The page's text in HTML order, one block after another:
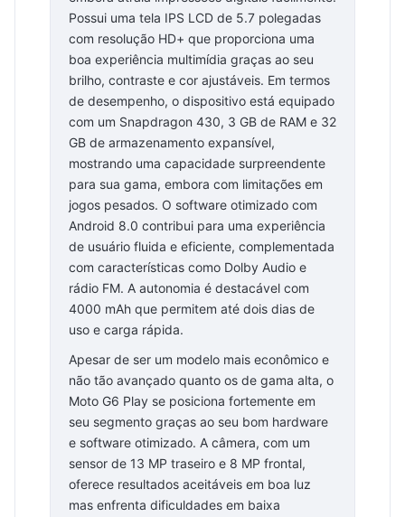
Possui uma tela IPS LCD de 5.7 polegadas
com resolução HD+ que proporciona uma
boa experiência multimídia graças ao seu
brilho, contraste e cor ajustáveis. Em termos
de desempenho, o dispositivo está equipado
com um Snapdragon 430, 3 GB de RAM e 32
GB de armazenamento expansível,
mostrando uma capacidade surpreendente
para sua gama, embora com limitações em
jogos pesados. O software otimizado com
Android 8.0 contribui para uma experiência
de usuário fluida e eficiente, complementada
com características como Dolby Audio e
rádio FM. A autonomia é destacável com
4000 mAh que permitem até dois dias de
uso e carga rápida.
Apesar de ser um modelo mais econômico e
não tão avançado quanto os de gama alta, o
Moto G6 Play se posiciona fortemente em
seu segmento graças ao seu bom hardware
e software otimizado. A câmera, com um
sensor de 13 MP traseiro e 8 MP frontal,
oferece resultados aceitáveis em boa luz
mas enfrenta dificuldades em baixa